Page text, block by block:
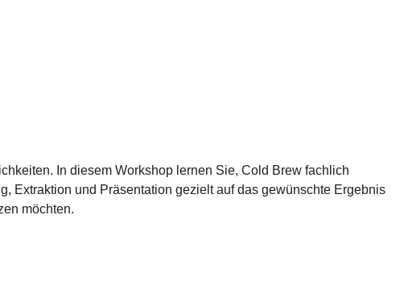
In diesem Workshop lernen Sie, Cold Brew fachlich
Extraktion und Präsentation gezielt auf das gewünschte Ergebnis
möchten.